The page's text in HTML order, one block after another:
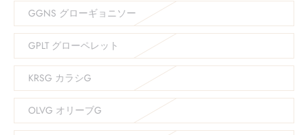
GGNS グローギョニソー
GPLT グローペレット
KRSG カラシG
OLVG オリーブG